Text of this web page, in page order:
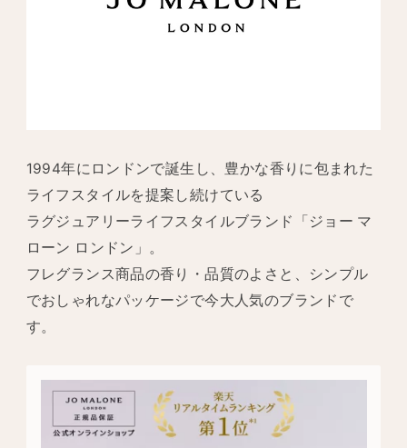
1994年にロンドンで誕生し、豊かな香りに包まれた
ライフスタイルを提案し続けている
ラグジュアリーライフスタイルブランド「ジョー マ
ローン ロンドン」。
フレグランス商品の香り・品質のよさと、シンプル
でおしゃれなパッケージで今大人気のブランドで
す。